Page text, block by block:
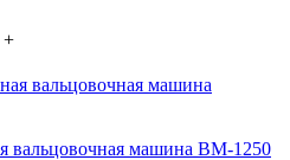
+
вальцовочная машина ВМ-1250